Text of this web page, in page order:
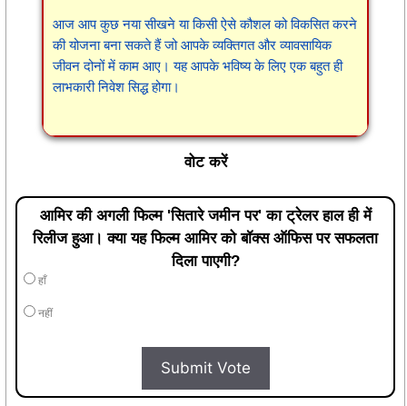
आज आप कुछ नया सीखने या किसी ऐसे कौशल को विकसित करने
की योजना बना सकते हैं जो आपके व्यक्तिगत और व्यावसायिक
जीवन दोनों में काम आए। यह आपके भविष्य के लिए एक बहुत ही
लाभकारी निवेश सिद्ध होगा।
वोट करें
आमिर की अगली फिल्म 'सितारे जमीन पर' का ट्रेलर हाल ही में
रिलीज हुआ। क्या यह फिल्म आमिर को बॉक्स ऑफिस पर सफलता
दिला पाएगी?
हाँ
नहीं
Submit Vote